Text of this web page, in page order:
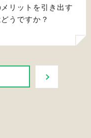
リットを引き出す
うですか？